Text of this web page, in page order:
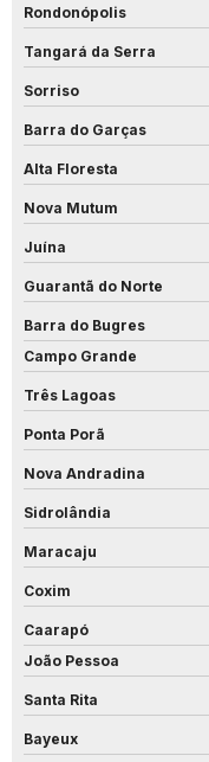
Rondonópolis
Tangará da Serra
Sorriso
Barra do Garças
Alta Floresta
Nova Mutum
Juína
Guarantã do Norte
Barra do Bugres
Campo Grande
Três Lagoas
Ponta Porã
Nova Andradina
Sidrolândia
Maracaju
Coxim
Caarapó
João Pessoa
Santa Rita
Bayeux